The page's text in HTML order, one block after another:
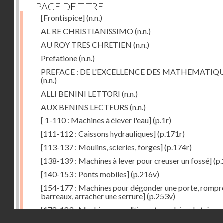
PAGE DE TITRE
[Frontispice](n.n.)
AL RE CHRISTIANISSIMO (n.n.)
AU ROY TRES CHRETIEN (n.n.)
Prefatione(n.n.)
PREFACE : DE L'EXCELLENCE DES
(n.n.)
ALLI BENINI LETTORI (n.n.)
AUX BENINS LECTEURS (n.n.)
[ 1-110 : Machines à élever l'eau](p.1r)
[111-112 : Caissons hydrauliques](p.171r)
[113-137 : Moulins, scieries, forges](p.174r)
[138-139 : Machines à lever pour creuser un fossé]
[140-153 : Ponts mobiles](p.216v)
[154-177 : Machines pour dégonder une porte,
barreaux, arracher une serrure](p.253v)
[178-183 : Machines pour "tirer et conduire de très